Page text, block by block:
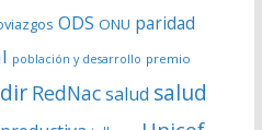
ODS ONU paridad
población y desarrollo premio
RedNacsalud salud